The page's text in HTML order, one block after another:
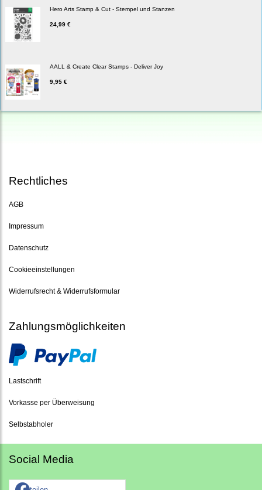
Hero Arts Stamp & Cut - Stempel und Stanzen
24,99 €
AALL & Create Clear Stamps - Deliver Joy
9,95 €
Rechtliches
AGB
Impressum
Datenschutz
Cookieeinstellungen
Widerrufsrecht & Widerrufsformular
Zahlungsmöglichkeiten
Lastschrift
Vorkasse per Überweisung
Selbstabholer
Social Media